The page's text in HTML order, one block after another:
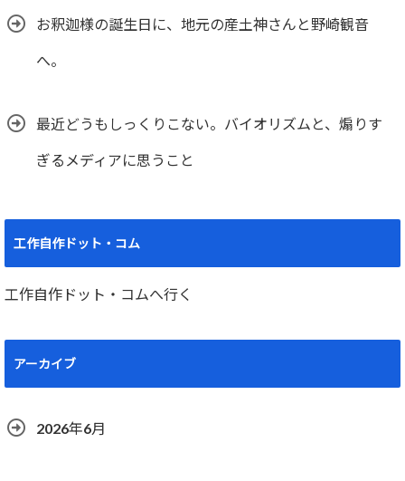
お釈迦様の誕生日に、地元の産土神さんと野崎観音
へ。
最近どうもしっくりこない。バイオリズムと、煽りす
ぎるメディアに思うこと
工作自作ドット・コム
工作自作ドット・コムへ行く
アーカイブ
2026年6月